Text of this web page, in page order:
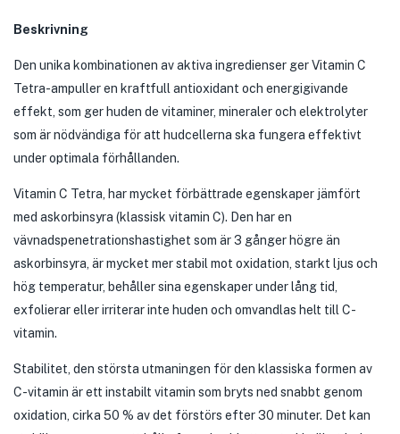
Beskrivning
Den unika kombinationen av aktiva ingredienser ger Vitamin C
Tetra-ampuller en kraftfull antioxidant och energigivande
effekt, som ger huden de vitaminer, mineraler och elektrolyter
som är nödvändiga för att hudcellerna ska fungera effektivt
under optimala förhållanden.
Vitamin C Tetra, har mycket förbättrade egenskaper jämfört
med askorbinsyra (klassisk vitamin C). Den har en
vävnadspenetrationshastighet som är 3 gånger högre än
askorbinsyra, är mycket mer stabil mot oxidation, starkt ljus och
hög temperatur, behåller sina egenskaper under lång tid,
exfolierar eller irriterar inte huden och omvandlas helt till C-
vitamin.
Stabilitet, den största utmaningen för den klassiska formen av
C-vitamin är ett instabilt vitamin som bryts ned snabbt genom
oxidation, cirka 50 % av det förstörs efter 30 minuter. Det kan